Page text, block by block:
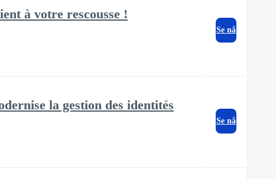
à votre rescousse !
Se nå
la gestion des identités
Se nå